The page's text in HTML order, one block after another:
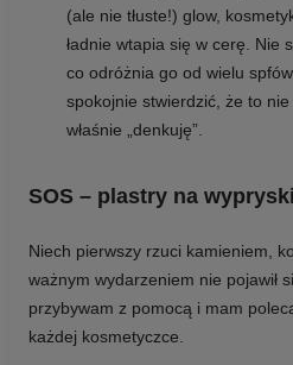
(ale nie tłuste!) glow,
ładnie wtapia się w cerę. Nie
co odróżnia go od wielu
spokojnie stwierdzić, że to
właśnie „denkuję”.
SOS – plastry na wypryski
Niech pierwszy rzuci kamieniem,
ważnym wydarzeniem nie pojawił
przybywam z pomocą i mam
każdej kosmetyczce.